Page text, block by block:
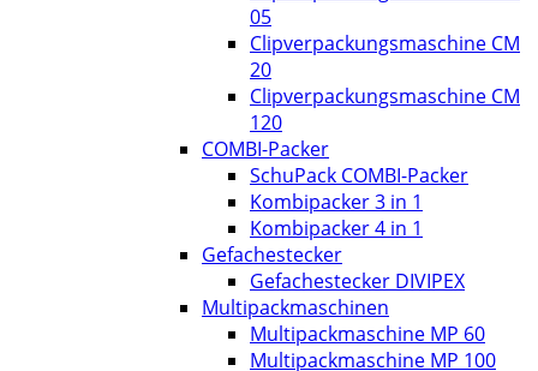
05
Clipverpackungsmaschine CM
20
Clipverpackungsmaschine CM
120
COMBI-Packer
SchuPack COMBI-Packer
Kombipacker 3 in 1
Kombipacker 4 in 1
Gefachestecker
Gefachestecker DIVIPEX
Multipackmaschinen
Multipackmaschine MP 60
Multipackmaschine MP 100